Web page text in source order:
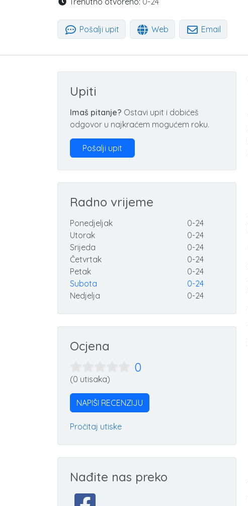
Pošalji upit Web Email
Upiti
Imaš pitanje? Ostavi upit i dobićeš
odgovor u najkraćem mogućem roku.
Pošalji upit
Radno vrijeme
Ponedjeljak
0-24
Utorak
0-24
Srijeda
0-24
Četvrtak
0-24
Petak
0-24
Subota
0-24
Nedjelja
0-24
Ocjena
0
(0 utisaka)
NAPIŠI RECENZIJU
Pročitaj utiske
Nađite nas preko